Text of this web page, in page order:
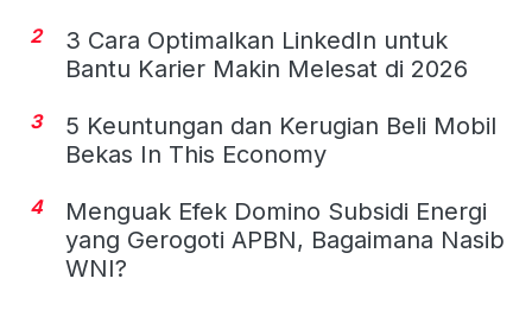
2
3 Cara Optimalkan LinkedIn untuk
Bantu Karier Makin Melesat di 2026
3
5 Keuntungan dan Kerugian Beli Mobil
Bekas In This Economy
4
Menguak Efek Domino Subsidi Energi
yang Gerogoti APBN, Bagaimana Nasib
WNI?